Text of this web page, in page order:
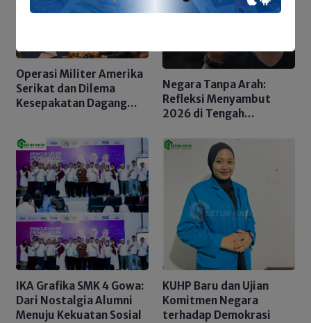
Operasi Militer Amerika
Serikat dan Dilema
Kesepakatan Dagang
Internasional
Negara Tanpa Arah:
Refleksi Menyambut
2026 di Tengah
Kehutanan
IKA Grafika SMK 4 Gowa:
Dari Nostalgia Alumni
Menuju Kekuatan Sosial
KUHP Baru dan Ujian
Komitmen Negara
terhadap Demokrasi